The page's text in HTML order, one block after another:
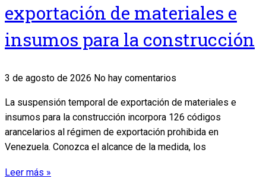
exportación de materiales e
insumos para la construcción
3 de agosto de 2026 No hay comentarios
La suspensión temporal de exportación de materiales e
insumos para la construcción incorpora 126 códigos
arancelarios al régimen de exportación prohibida en
Venezuela. Conozca el alcance de la medida, los
Leer más »